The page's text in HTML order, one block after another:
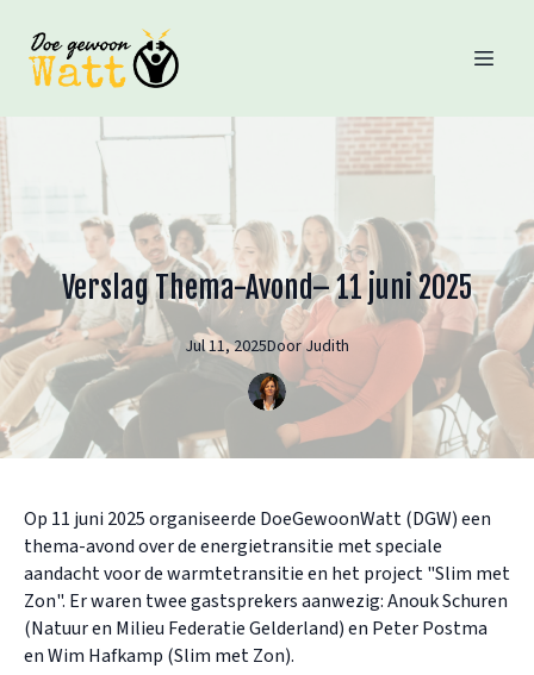
Verslag Thema-Avond– 11 juni 2025
Jul 11, 2025DoorJudith
Op 11 juni 2025 organiseerde DoeGewoonWatt (DGW) een
thema-avond over de energietransitie met speciale
aandacht voor de warmtetransitie en het project "Slim met
Zon". Er waren twee gastsprekers aanwezig: Anouk Schuren
(Natuur en Milieu Federatie Gelderland) en Peter Postma
en Wim Hafkamp (Slim met Zon).